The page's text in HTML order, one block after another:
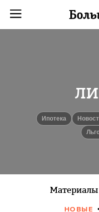
ипотека
Материалы
НОВЫЕ